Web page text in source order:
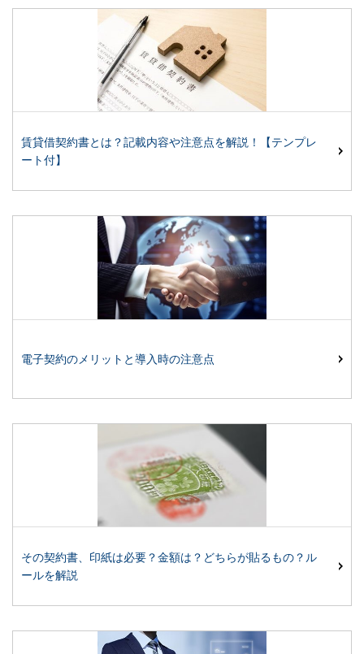
賃貸借契約書とは？記載内容や注意点を解説！【テンプレ
ート付】
電子契約のメリットと導入時の注意点
その契約書、印紙は必要？金額は？どちらが貼るもの？ル
ールを解説